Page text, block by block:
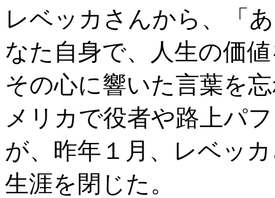
レベッカさんから、「
なた自身で、人生の価
その心に響いた言葉を
メリカで役者や路上パ
が、昨年１月、レベッ
生涯を閉じた。